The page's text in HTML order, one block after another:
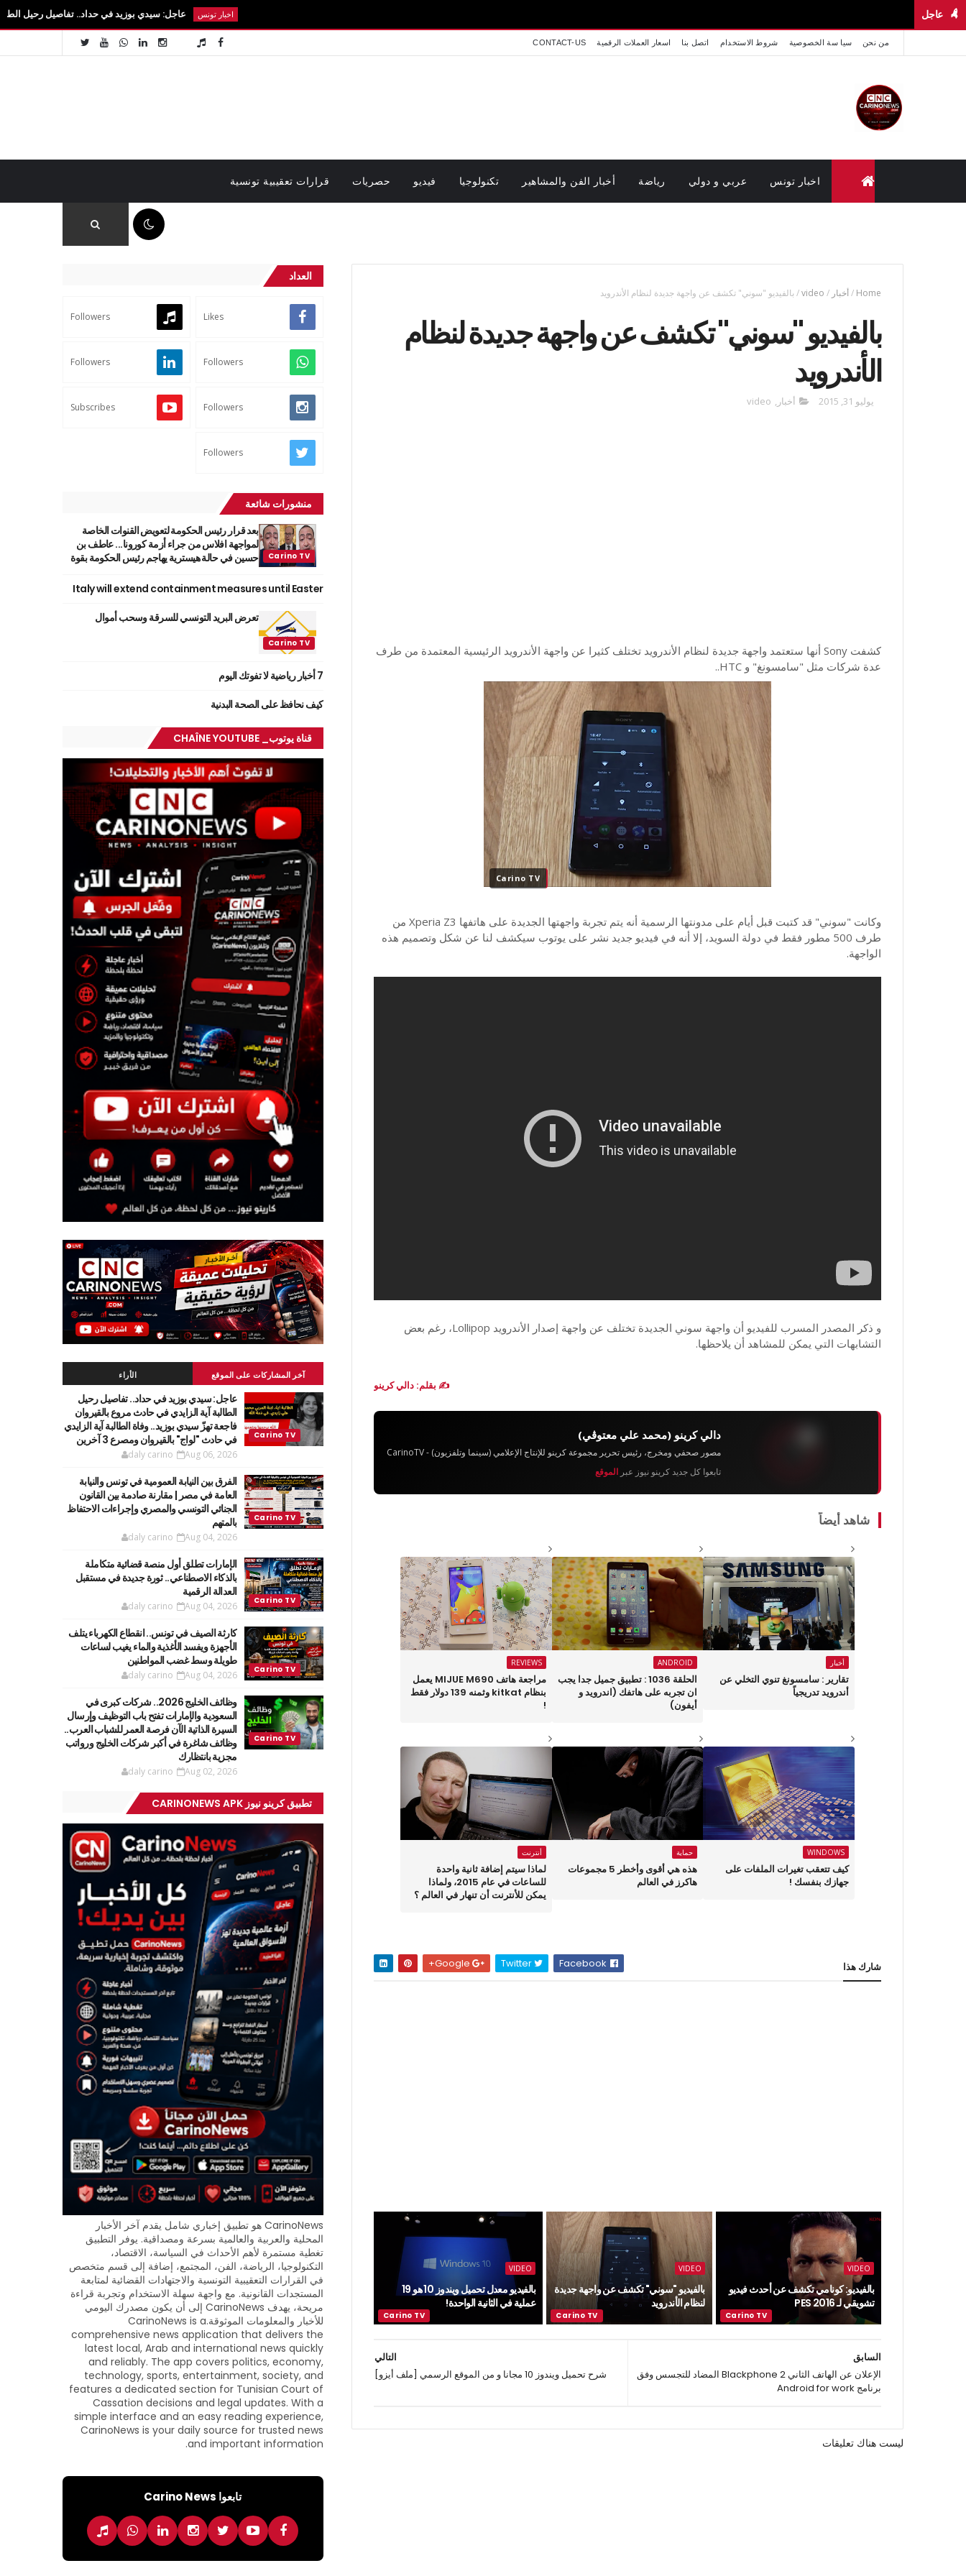
عاجل عاجل: سيدي بوزيد في حداد.. تفاصيل رحيل الطالبة آية
من نحن سيا سة الخصوصية شروط الاستخدام اتصل بنا اسعار العملات الرقمية CONTACT-US
اخبار تونس عربي و دولي رياضة أخبار الفن والمشاهير تكنولوجيا فيديو حصريات قرارات تعقيبية تونسية
Home
/أخبار /
video
/ بالفيديو "سوني" تكشف عن واجهة جديدة لنظام الأندرويد
بالفيديو "سوني" تكشف عن واجهة جديدة لنظام
الأندرويد
يوليو 31, 2015 أخبار ,
video
كشفت Sony أنها ستعتمد واجهة جديدة لنظام الأندرويد تختلف كثيرا عن واجهة الأندرويد الرئيسية المعتمدة من طرف
عدة شركات مثل "سامسونغ" و HTC..
Carino TV
وكانت "سوني" قد كتبت قبل أيام على مدونتها الرسمية أنه يتم تجربة واجهتها الجديدة على هاتفها Xperia Z3 من
طرف 500 مطور فقط في دولة السويد، إلا أنه في فيديو جديد نشر على يوتوب سيكشف لنا عن شكل وتصميم هذه
الواجهة.
و ذكر المصدر المسرب للفيديو أن واجهة سوني الجديدة تختلف عن واجهة إصدار الأندرويد Lollipop، رغم بعض
التشابهات التي يمكن للمشاهد أن يلاحظها.
✍️ بقلم: دالي كرينو
دالي كرينو (محمد علي معتوڨي)
مصور صحفي ومخرج، رئيس تحرير مجموعة كرينو للإنتاج الإعلامي (سينما وتلفزيون) - CarinoTV
تابعوا كل جديد كرينو نيوز عبرالموقع
شاهد أيضاً
أخبار
تقارير : سامسونغ تنوي التخلي عن
أندرويد تدريجياً
ANDROID
الحلقة 1036 : تطبيق جميل جدا يجب
ان تجربه على هاتفك (اندرويد و
أيفون)
REVIEWS
مراجعة هاتف MIJUE M690 يعمل
بنظام kitkat وثمنه 139 دولار فقط
!
WINDOWS
كيف تتعقب تغيرات الملفات على
جهازك بنفسك !
حماية
هذه هي أقوى وأخطر 5 مجموعات
هاكرز في العالم
أنترنت
لماذا سيتم إضافة ثانية واحدة
للساعات في عام 2015، ولماذا
يمكن للأنترنت أن تنهار في العالم ؟
شارك هذا Twitter
VIDEO
بالفيديو: كونامي تكشف عن أحدث فيديو
تشويقي لـ PES 2016
VIDEO
بالفيديو "سوني" تكشف عن واجهة جديدة
لنظام الأندرويد
VIDEO
بالفيديو معدل تحميل ويندوز 10 هو 19
عملية في الثانية الواحدة!
التالي
شرح تحميل ويندوز 10 مجانا و من الموقع الرسمي [ملف أيزو]
السابق
الإعلان عن الهاتف الثاني Blackphone 2 المضاد للتجسس وفق
برنامج Android for work
ليست هناك تعليقات
العداد
Likes
Followers
Followers
Followers
Followers
Subscribes
Followers
منشورات شائعة
بعد قرار رئيس الحكومة لتعويض القنوات الخاصة
لمواجهة افلاس من جراء أزمة كورونا... عاطف بن
حسين في حالة هيسترية يهاجم رئيس الحكومة بقوة
Italy will extend containment measures until Easter
تعرض البريد التونسي للسرقة وسحب أموال
7 أخبار رياضية لا تفوتك اليوم
كيف نحافظ على الصحة البدنية
قناة يوتوب_ CHAÎNE YOUTUBE
آخر المشاركات على الموقع الأراء
عاجل: سيدي بوزيد في حداد.. تفاصيل رحيل
الطالبة آية الزايدي في حادث مروع بالقيروان
فاجعة تهزّ سيدي بوزيد.. وفاة الطالبة آية الزايدي
في حادث "لواج" بالقيروان ومصرع 3 آخرين
daly carino Aug 06, 2026
الفرق بين النيابة العمومية في تونس والنيابة
العامة في مصر | مقارنة صادمة بين القانون
الجنائي التونسي والمصري وإجراءات الاحتفاظ
بالمتهم
daly carino Aug 04, 2026
الإمارات تطلق أول منصة قضائية متكاملة
بالذكاء الاصطناعي.. ثورة جديدة في مستقبل
العدالة الرقمية
daly carino Aug 04, 2026
كارثة الصيف في تونس.. انقطاع الكهرباء يتلف
الأجهزة ويفسد الأغذية والماء يغيب لساعات
طويلة وسط غضب المواطنين
daly carino Aug 04, 2026
وظائف الخليج 2026.. شركات كبرى في
السعودية والإمارات تفتح باب التوظيف وإرسال
السيرة الذاتية الآن فرصة العمر للشباب العرب..
وظائف شاغرة في أكبر شركات الخليج ورواتب
مجزية بانتظارك
daly carino Aug 02, 2026
تطبيق كرينو نيوز CARINONEWS APK
CarinoNews هو تطبيق إخباري شامل يقدم آخر الأخبار
المحلية والعربية والعالمية بسرعة ومصداقية. يوفر التطبيق
تغطية مستمرة لأهم الأحداث في السياسة، الاقتصاد،
التكنولوجيا، الرياضة، الفن، المجتمع، إضافة إلى قسم متخصص
في القرارات التعقيبية التونسية والاجتهادات القضائية لمتابعة
المستجدات القانونية. مع واجهة سهلة الاستخدام وتجربة قراءة
مريحة، يهدف CarinoNews إلى أن يكون مصدرك اليومي
للأخبار والمعلومات الموثوقة.CarinoNews is a
comprehensive news application that delivers the
latest local, Arab and international news quickly
and reliably. The app covers politics, economy,
technology, sports, entertainment, society, and
features a dedicated section for Tunisian Court of
Cassation decisions and legal updates. With a
simple interface and an easy reading experience,
CarinoNews is your daily source for trusted news
and important information.
تابعوا Carino News